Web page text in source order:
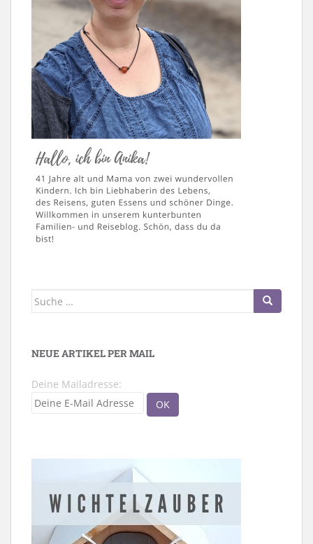
Suche
NEUE ARTIKEL PER MAIL
Deine Mailadresse: